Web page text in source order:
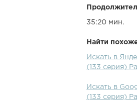
Смотрите
Фломастеры
-
к папе. Они
35:20 мин.
Найти
Искать в
(133 серия)
Искать в
(133 серия)